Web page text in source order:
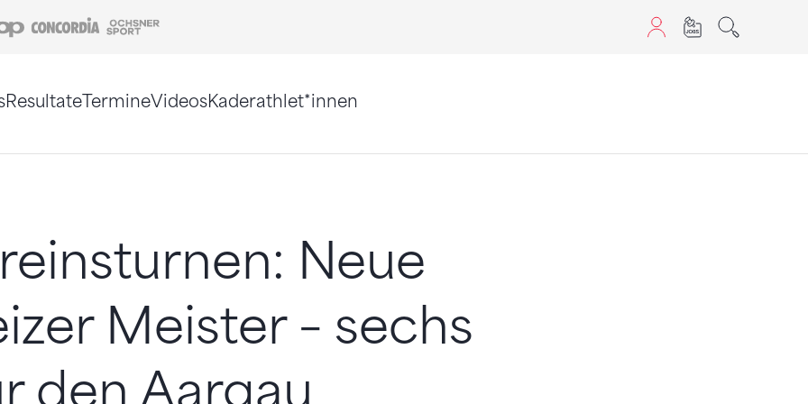
Coop Concordia
ResultateTermineVideosKaderathlet*innen
Neue
Meister – sechs
den Aargau